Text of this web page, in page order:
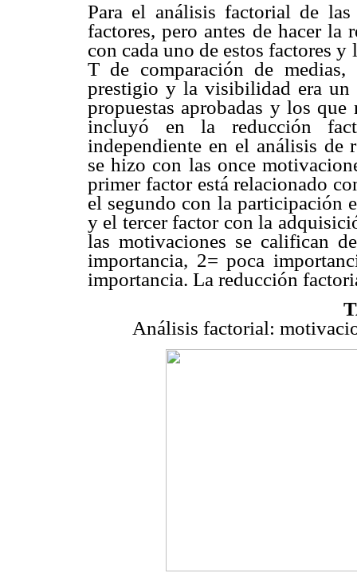
Para el análisis factorial de
factores, pero antes de hacer la
con cada uno de estos factores
T de comparación de
prestigio y la visibilidad era un
propuestas aprobadas y los
incluyó en la reducción
independiente en el análisis de
se hizo con las once
primer factor está relacionado
el segundo con la participación
y el tercer factor con la
las motivaciones se califican
importancia, 2= poca
importancia. La reducción
Análisis factorial: